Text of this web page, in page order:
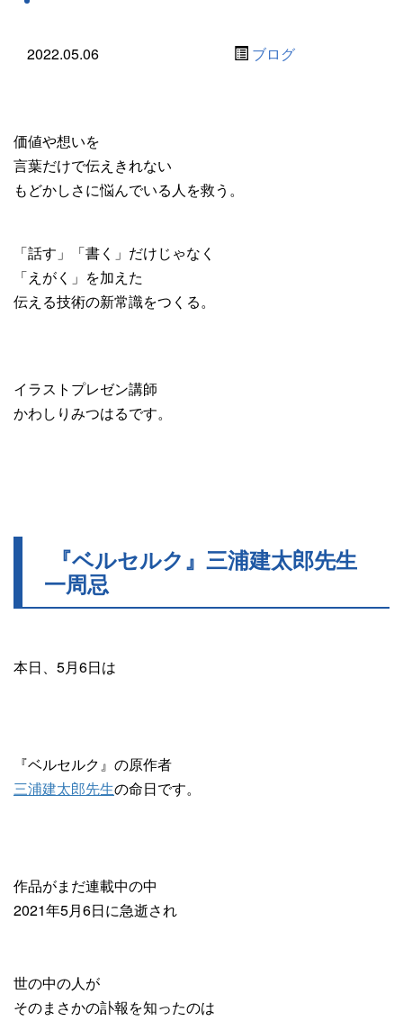
2022.05.06 ブログ
価値や想いを
言葉だけで伝えきれない
もどかしさに悩んでいる人を救う。
「話す」「書く」だけじゃなく
「えがく」を加えた
伝える技術の新常識をつくる。
イラストプレゼン講師
かわしりみつはるです。
『ベルセルク』三浦建太郎先生
一周忌
本日、5月6日は
『ベルセルク』の原作者
三浦建太郎先生の命日です。
作品がまだ連載中の中
2021年5月6日に急逝され
世の中の人が
そのまさかの訃報を知ったのは